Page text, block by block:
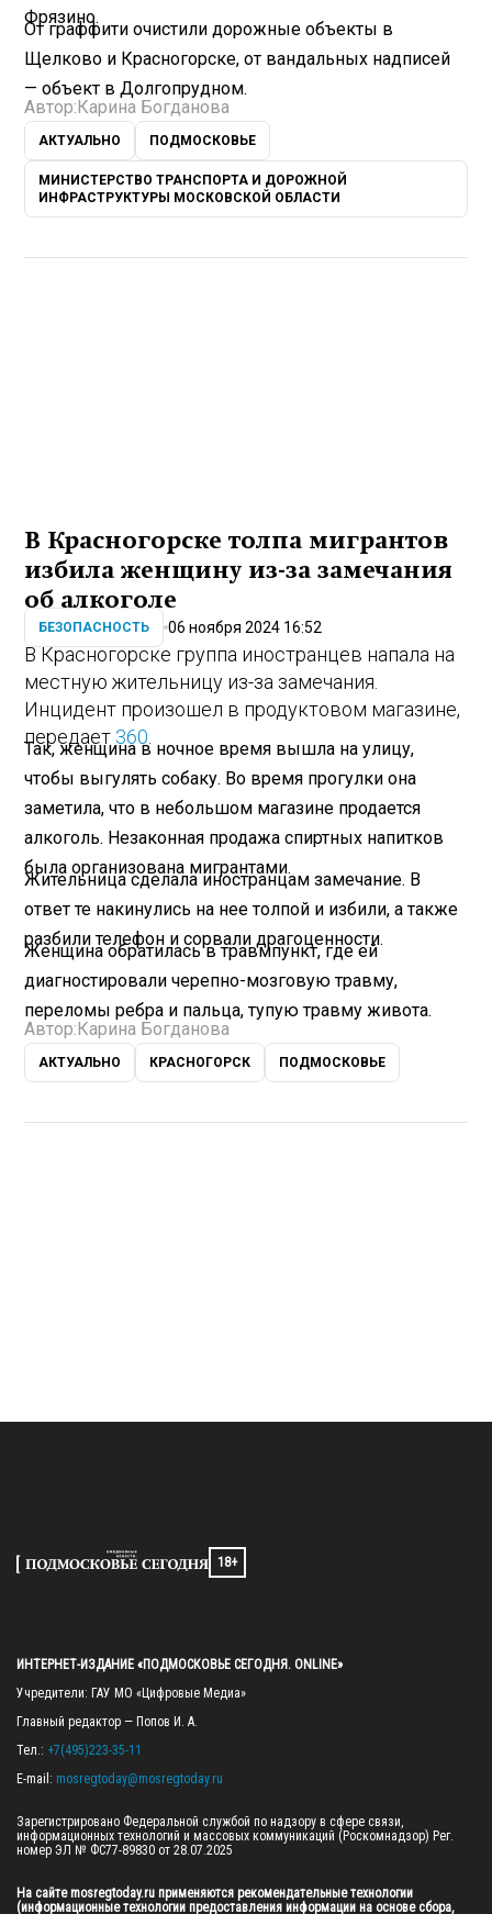
Фрязино.
От граффити очистили дорожные объекты в
Щелково и Красногорске, от вандальных надписей
— объект в Долгопрудном.
Автор: Карина Богданова
АКТУАЛЬНО ПОДМОСКОВЬЕ
МИНИСТЕРСТВО ТРАНСПОРТА И ДОРОЖНОЙ
ИНФРАСТРУКТУРЫ МОСКОВСКОЙ ОБЛАСТИ
В Красногорске толпа мигрантов
избила женщину из-за замечания
об алкоголе
БЕЗОПАСНОСТЬ 06 ноября 2024 16:52
В Красногорске группа иностранцев напала на
местную жительницу из-за замечания.
Инцидент произошел в продуктовом магазине,
передает 360
Так, женщина в ночное время вышла на улицу,
чтобы выгулять собаку. Во время прогулки она
заметила, что в небольшом магазине продается
алкоголь. Незаконная продажа спиртных напитков
была организована мигрантами.
Жительница сделала иностранцам замечание. В
ответ те накинулись на нее толпой и избили, а также
разбили телефон и сорвали драгоценности.
Женщина обратилась в травмпункт, где ей
диагностировали черепно-мозговую травму,
переломы ребра и пальца, тупую травму живота.
Автор:Карина Богданова
АКТУАЛЬНО КРАСНОГОРСК ПОДМОСКОВЬЕ
18+
ИНТЕРНЕТ-ИЗДАНИЕ «ПОДМОСКОВЬЕ СЕГОДНЯ. ONLINE»
Учредители: ГАУ МО «Цифровые Медиа»
Главный редактор — Попов И. А.
Тел.: +7(495)223-35-11
E-mail: mosregtoday@mosregtoday.ru
Зарегистрировано Федеральной службой по надзору в сфере связи,
информационных технологий и массовых коммуникаций (Роскомнадзор) Рег.
номер ЭЛ № ФС77-89830 от 28.07.2025
На сайте mosregtoday.ru применяются рекомендательные технологии
(информационные технологии предоставления информации на основе сбора,